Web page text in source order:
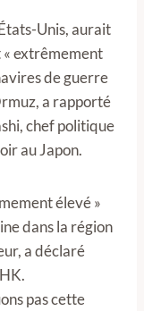
Unis, aurait
extrêmement
de guerre
a rapporté
chef politique
au Japon.
élevé »
dans la région
a déclaré
pas cette